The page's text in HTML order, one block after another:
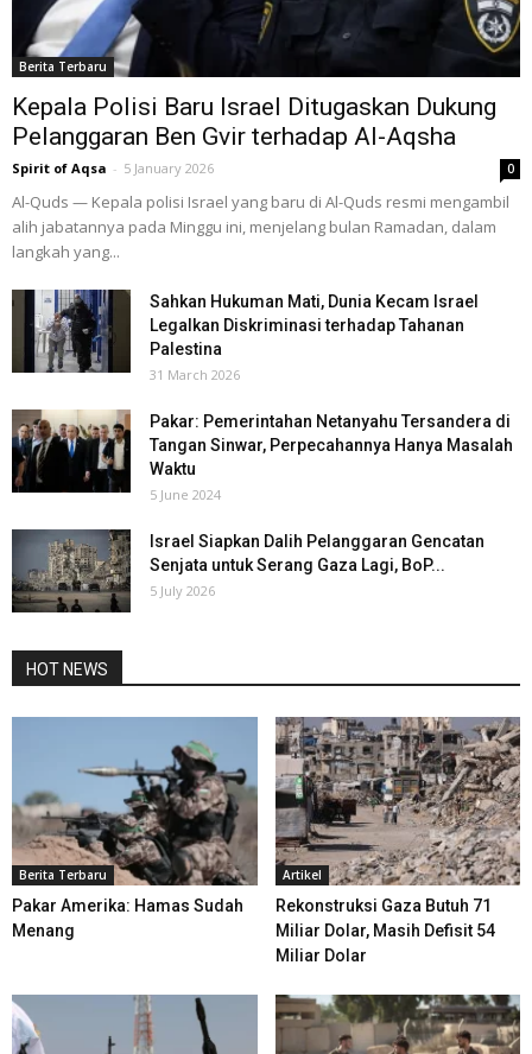
Berita Terbaru
Kepala Polisi Baru Israel Ditugaskan Dukung
Pelanggaran Ben Gvir terhadap Al-Aqsha
Spirit of Aqsa - 5 January 2026 0
Al-Quds — Kepala polisi Israel yang baru di Al-Quds resmi mengambil
alih jabatannya pada Minggu ini, menjelang bulan Ramadan, dalam
langkah yang...
Sahkan Hukuman Mati, Dunia Kecam Israel
Legalkan Diskriminasi terhadap Tahanan
Palestina
31 March 2026
Pakar: Pemerintahan Netanyahu Tersandera di
Tangan Sinwar, Perpecahannya Hanya Masalah
Waktu
5 June 2024
Israel Siapkan Dalih Pelanggaran Gencatan
Senjata untuk Serang Gaza Lagi, BoP...
5 July 2026
HOT NEWS
Berita Terbaru
Pakar Amerika: Hamas Sudah
Menang
Artikel
Rekonstruksi Gaza Butuh 71
Miliar Dolar, Masih Defisit 54
Miliar Dolar